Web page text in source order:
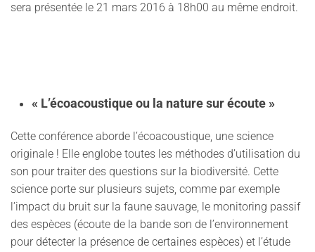
sera présentée le 21 mars 2016 à 18h00 au même endroit.
« L’écoacoustique ou la nature sur écoute »
Cette conférence aborde l’écoacoustique, une science
originale ! Elle englobe toutes les méthodes d’utilisation du
son pour traiter des questions sur la biodiversité. Cette
science porte sur plusieurs sujets, comme par exemple
l’impact du bruit sur la faune sauvage, le monitoring passif
des espèces (écoute de la bande son de l’environnement
pour détecter la présence de certaines espèces) et l’étude